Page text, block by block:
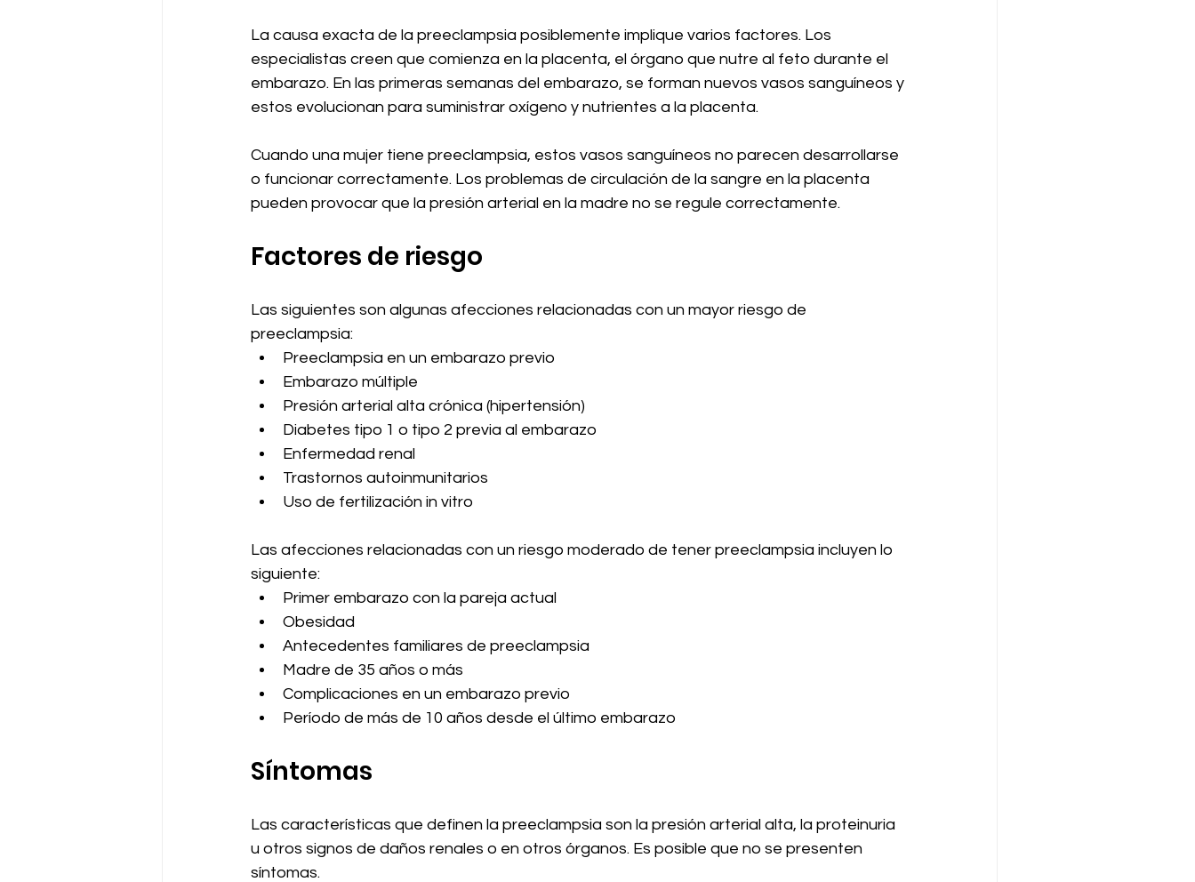
La causa exacta de la preeclampsia posiblemente implique varios factores. Los
especialistas creen que comienza en la placenta, el órgano que nutre al feto durante el
embarazo. En las primeras semanas del embarazo, se forman nuevos vasos sanguíneos y
estos evolucionan para suministrar oxígeno y nutrientes a la placenta.
Cuando una mujer tiene preeclampsia, estos vasos sanguíneos no parecen desarrollarse
o funcionar correctamente. Los problemas de circulación de la sangre en la placenta
pueden provocar que la presión arterial en la madre no se regule correctamente.
Factores de riesgo
Las siguientes son algunas afecciones relacionadas con un mayor riesgo de
preeclampsia:
Preeclampsia en un embarazo previo
Embarazo múltiple
Presión arterial alta crónica (hipertensión)
Diabetes tipo 1 o tipo 2 previa al embarazo
Enfermedad renal
Trastornos autoinmunitarios
Uso de fertilización in vitro
Las afecciones relacionadas con un riesgo moderado de tener preeclampsia incluyen lo
siguiente:
Primer embarazo con la pareja actual
Obesidad
Antecedentes familiares de preeclampsia
Madre de 35 años o más
Complicaciones en un embarazo previo
Período de más de 10 años desde el último embarazo
Síntomas
Las características que definen la preeclampsia son la presión arterial alta, la proteinuria
u otros signos de daños renales o en otros órganos. Es posible que no se presenten
síntomas.